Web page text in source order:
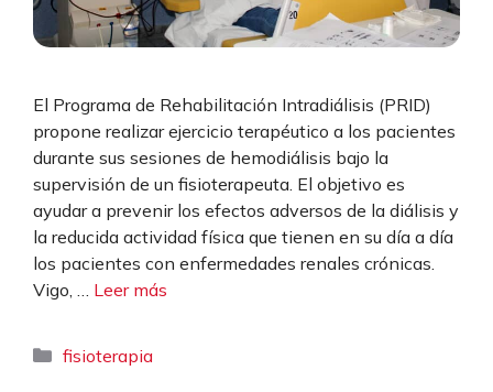
El Programa de Rehabilitación Intradiálisis (PRID)
propone realizar ejercicio terapéutico a los pacientes
durante sus sesiones de hemodiálisis bajo la
supervisión de un fisioterapeuta. El objetivo es
ayudar a prevenir los efectos adversos de la diálisis y
la reducida actividad física que tienen en su día a día
los pacientes con enfermedades renales crónicas.
Vigo, … Leer más
Categorías
fisioterapia